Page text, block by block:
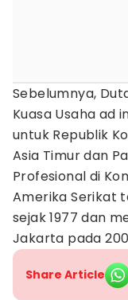
Sebelumnya,
Kuasa Usaha ad
untuk Republik
Asia Timur dan
Profesional di
Amerika Serikat
sejak 1977 dan
Jakarta pada
Share Article